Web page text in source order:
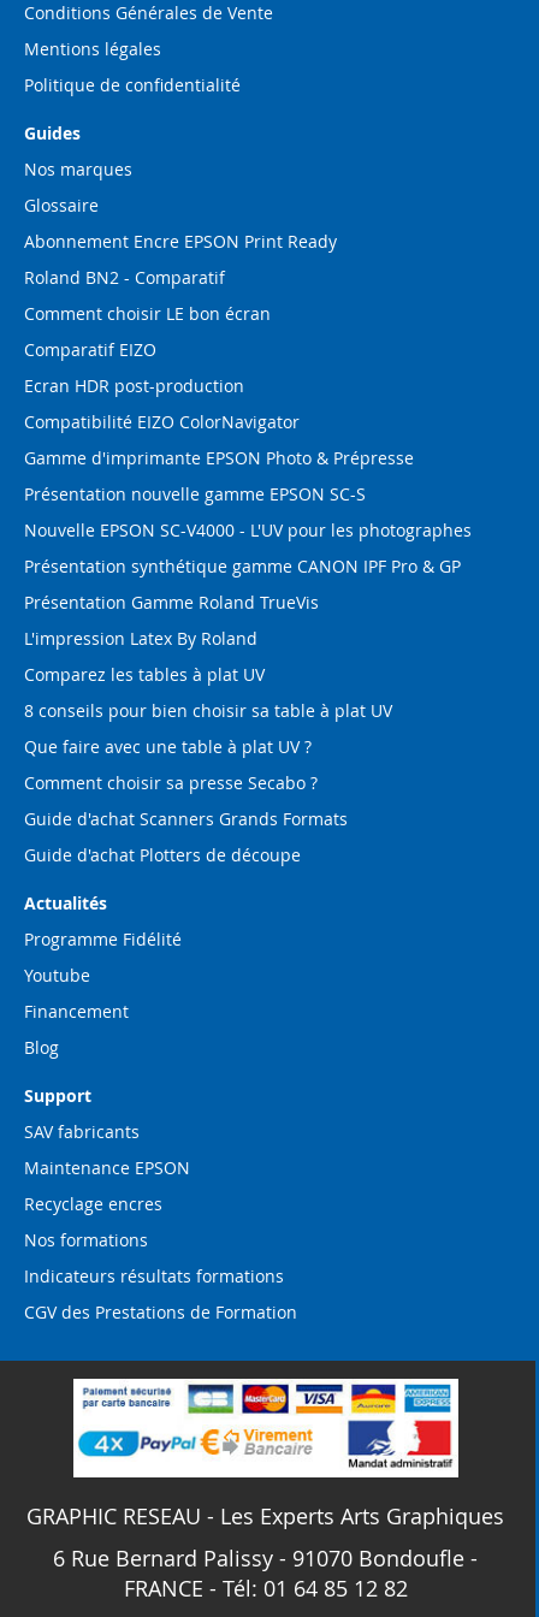
Conditions Générales de Vente
Mentions légales
Politique de confidentialité
Guides
Nos marques
Glossaire
Abonnement Encre EPSON Print Ready
Roland BN2 - Comparatif
Comment choisir LE bon écran
Comparatif EIZO
Ecran HDR post-production
Compatibilité EIZO ColorNavigator
Gamme d'imprimante EPSON Photo & Prépresse
Présentation nouvelle gamme EPSON SC-S
Nouvelle EPSON SC-V4000 - L'UV pour les photographes
Présentation synthétique gamme CANON IPF Pro & GP
Présentation Gamme Roland TrueVis
L'impression Latex By Roland
Comparez les tables à plat UV
8 conseils pour bien choisir sa table à plat UV
Que faire avec une table à plat UV ?
Comment choisir sa presse Secabo ?
Guide d'achat Scanners Grands Formats
Guide d'achat Plotters de découpe
Actualités
Programme Fidélité
Youtube
Financement
Blog
Support
SAV fabricants
Maintenance EPSON
Recyclage encres
Nos formations
Indicateurs résultats formations
CGV des Prestations de Formation
GRAPHIC RESEAU - Les Experts Arts Graphiques
6 Rue Bernard Palissy - 91070 Bondoufle -
FRANCE - Tél: 01 64 85 12 82